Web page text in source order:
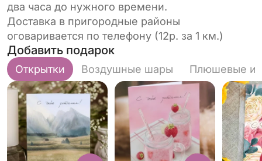
два часа до нужного времени.
Доставка в пригородные районы
оговаривается по телефону (12р. за 1 км.)
Добавить подарок
Открытки Воздушные шары Плюшевые